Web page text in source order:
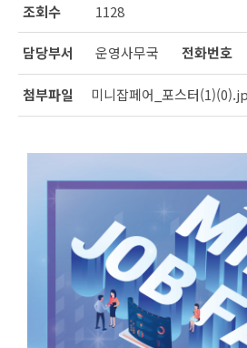
조회수
1128
담당부서 운영사무국 전화번호
첨부파일 미니잡페어_포스터